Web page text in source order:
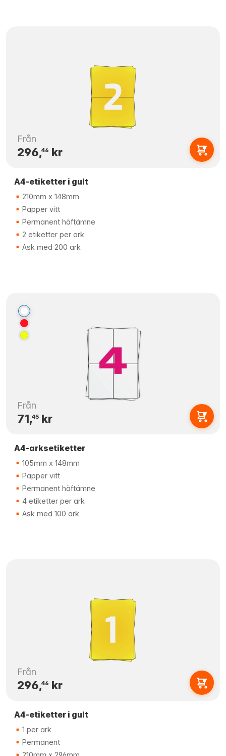
Från
296,46 kr
A4-etiketter i gult
210mm x 148mm
Papper vitt
Permanent häftämne
2 etiketter per ark
Ask med 200 ark
Från
71,45kr
A4-arksetiketter
105mm x 148mm
Papper vitt
Permanent häftämne
4 etiketter per ark
Ask med 100 ark
Från
296,46 kr
A4-etiketter i gult
1 per ark
Permanent